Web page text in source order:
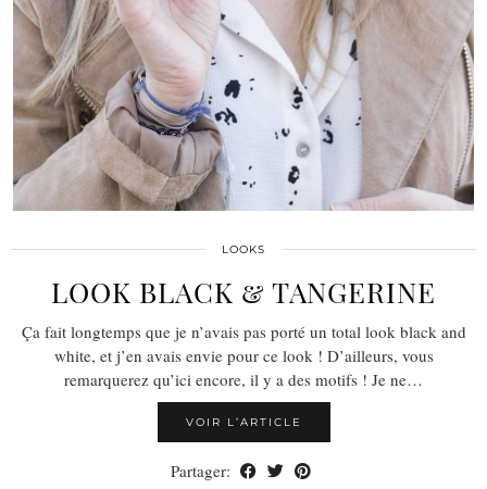
LOOKS
LOOK BLACK & TANGERINE
Ça fait longtemps que je n’avais pas porté un total look black and
white, et j’en avais envie pour ce look ! D’ailleurs, vous
remarquerez qu’ici encore, il y a des motifs ! Je ne…
VOIR L’ARTICLE
Partager: